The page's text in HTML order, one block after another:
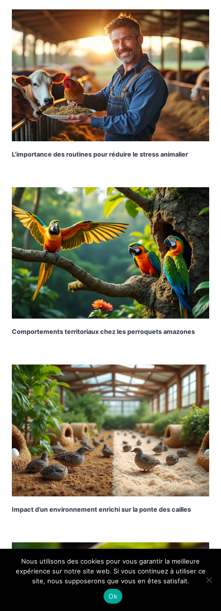
L’importance des routines pour réduire le stress animalier
Comportements territoriaux chez les perroquets amazones
Impact d’un environnement enrichi sur la ponte des cailles
Nous utilisons des cookies pour vous garantir la meilleure
expérience sur notre site web. Si vous continuez à utiliser ce
site, nous supposerons que vous en êtes satisfait.
Ok